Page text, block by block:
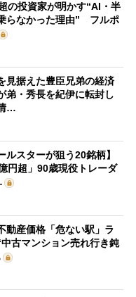
の投資家が明かす“AI・半
らなかった理由” フルポ
見据えた豊臣兄弟の経済
弟・秀長を紀伊に転封し
…
ルスターが狙う20銘柄】
円超」90歳現役トレーダ
動産価格「危ない駅」ラ
古マンション売れ行き鈍